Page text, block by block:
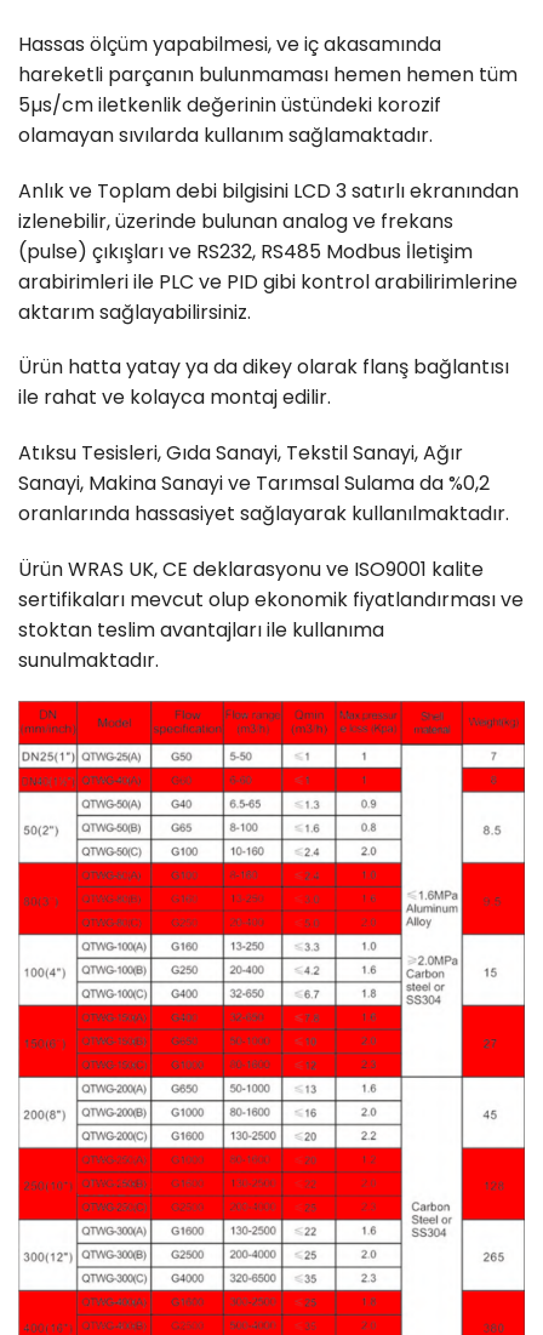
Hassas ölçüm yapabilmesi, ve iç akasamında
hareketli parçanın bulunmaması hemen hemen tüm
5µs/cm iletkenlik değerinin üstündeki korozif
olamayan sıvılarda kullanım sağlamaktadır.
Anlık ve Toplam debi bilgisini LCD 3 satırlı ekranından
izlenebilir, üzerinde bulunan analog ve frekans
(pulse) çıkışları ve RS232, RS485 Modbus İletişim
arabirimleri ile PLC ve PID gibi kontrol arabilirimlerine
aktarım sağlayabilirsiniz.
Ürün hatta yatay ya da dikey olarak flanş bağlantısı
ile rahat ve kolayca montaj edilir.
Atıksu Tesisleri, Gıda Sanayi, Tekstil Sanayi, Ağır
Sanayi, Makina Sanayi ve Tarımsal Sulama da %0,2
oranlarında hassasiyet sağlayarak kullanılmaktadır.
Ürün WRAS UK, CE deklarasyonu ve ISO9001 kalite
sertifikaları mevcut olup ekonomik fiyatlandırması ve
stoktan teslim avantajları ile kullanıma
sunulmaktadır.